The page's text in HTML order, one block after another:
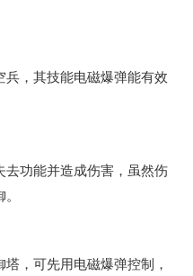
，其技能电磁爆弹能有效
去功能并造成伤害，虽然伤
，可先用电磁爆弹控制，